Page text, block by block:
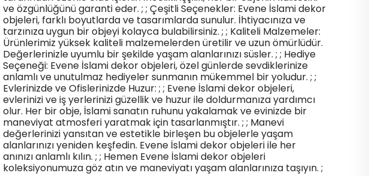
ve özgünlüğünü garanti eder. ; ; Çeşitli Seçenekler: Evene İslami dekor
objeleri, farklı boyutlarda ve tasarımlarda sunulur. İhtiyacınıza ve
tarzınıza uygun bir objeyi kolayca bulabilirsiniz. ; ; Kaliteli Malzemeler:
Ürünlerimiz yüksek kaliteli malzemelerden üretilir ve uzun ömürlüdür.
Değerlerinizle uyumlu bir şekilde yaşam alanlarınızı süsler. ; ; Hediye
Seçeneği: Evene İslami dekor objeleri, özel günlerde sevdiklerinize
anlamlı ve unutulmaz hediyeler sunmanın mükemmel bir yoludur. ; ;
Evlerinizde ve Ofislerinizde Huzur: ; ; Evene İslami dekor objeleri,
evlerinizi ve iş yerlerinizi güzellik ve huzur ile doldurmanıza yardımcı
olur. Her bir obje, İslami sanatın ruhunu yakalamak ve evinizde bir
maneviyat atmosferi yaratmak için tasarlanmıştır. ; ; Manevi
değerlerinizi yansıtan ve estetikle birleşen bu objelerle yaşam
alanlarınızı yeniden keşfedin. Evene İslami dekor objeleri ile her
anınızı anlamlı kılın. ; ; Hemen Evene İslami dekor objeleri
koleksiyonumuza göz atın ve maneviyatı yaşam alanlarınıza taşıyın. ;